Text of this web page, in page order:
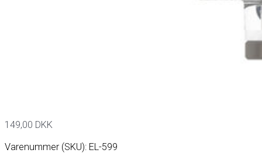
149,00 DKK
Varenummer (SKU): EL-599